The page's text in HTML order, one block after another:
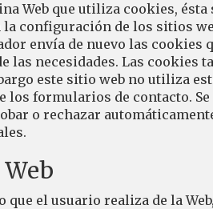
Web que utiliza cookies,
configuración de los sitios
envía de nuevo las cookies
necesidades. Las cookies
este sitio web no utiliza
formularios de contacto.
o rechazar
el usuario realiza de la